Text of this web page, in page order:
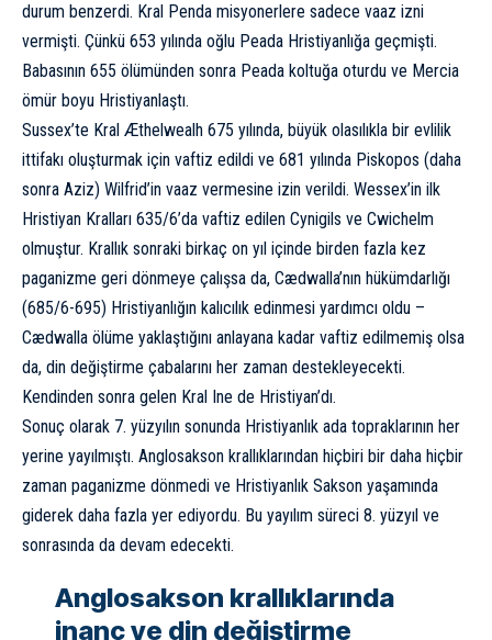
durum benzerdi. Kral Penda misyonerlere sadece vaaz izni
vermişti. Çünkü 653 yılında oğlu Peada Hristiyanlığa geçmişti.
Babasının 655 ölümünden sonra Peada koltuğa oturdu ve Mercia
ömür boyu Hristiyanlaştı.
Sussex’te Kral Æthelwealh 675 yılında, büyük olasılıkla bir evlilik
ittifakı oluşturmak için vaftiz edildi ve 681 yılında Piskopos (daha
sonra Aziz) Wilfrid’in vaaz vermesine izin verildi. Wessex’in ilk
Hristiyan Kralları 635/6’da vaftiz edilen Cynigils ve Cwichelm
olmuştur. Krallık sonraki birkaç on yıl içinde birden fazla kez
paganizme geri dönmeye çalışsa da, Cædwalla’nın hükümdarlığı
(685/6-695) Hristiyanlığın kalıcılık edinmesi yardımcı oldu –
Cædwalla ölüme yaklaştığını anlayana kadar vaftiz edilmemiş olsa
da, din değiştirme çabalarını her zaman destekleyecekti.
Kendinden sonra gelen Kral Ine de Hristiyan’dı.
Sonuç olarak 7. yüzyılın sonunda Hristiyanlık ada topraklarının her
yerine yayılmıştı. Anglosakson krallıklarından hiçbiri bir daha hiçbir
zaman paganizme dönmedi ve Hristiyanlık Sakson yaşamında
giderek daha fazla yer ediyordu. Bu yayılım süreci 8. yüzyıl ve
sonrasında da devam edecekti.
Anglosakson krallıklarında
inanç ve din değiştirme